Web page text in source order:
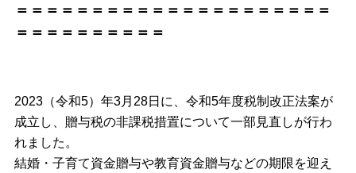
＝＝＝＝＝＝＝＝＝＝＝＝＝＝＝＝＝＝＝＝＝
＝＝＝＝＝＝＝＝＝＝
2023（令和5）年3月28日に、令和5年度税制改正法案が
成立し、贈与税の非課税措置について一部見直しが行わ
れました。
結婚・子育て資金贈与や教育資金贈与などの期限を迎え